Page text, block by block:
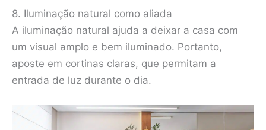
8. Iluminação natural como aliada
A iluminação natural ajuda a deixar a casa com
um visual amplo e bem iluminado. Portanto,
aposte em cortinas claras, que permitam a
entrada de luz durante o dia.